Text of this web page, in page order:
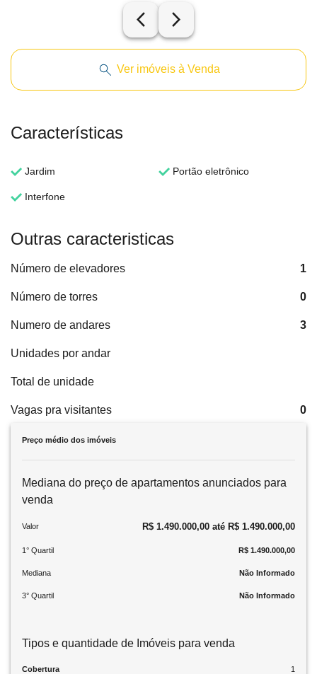
arrow_back_ios_new arrow_forward_ios
Ver imóveis à Venda
Características
Jardim Portão eletrônico
Interfone
Outras caracteristicas
Número de elevadores 1
Número de torres 0
Numero de andares 3
Unidades por andar
Total de unidade
Vagas pra visitantes 0
Preço médio dos imóveis
Mediana do preço de apartamentos anunciados para
venda
Valor R$ 1.490.000,00 até R$ 1.490.000,00
1° Quartil R$ 1.490.000,00
Mediana Não Informado
3° Quartil Não Informado
Tipos e quantidade de Imóveis para venda
Cobertura 1